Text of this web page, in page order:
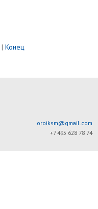
|Конец
oroiksm@gmail.com
+7 495 628 78 74